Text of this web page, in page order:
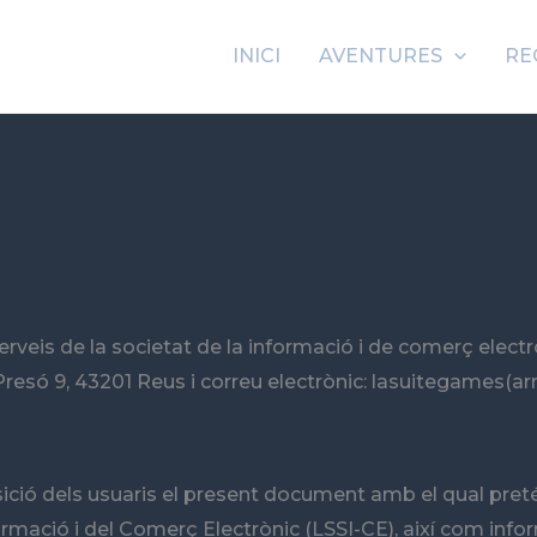
INICI AVENTURES
de la societat de la informació i de comerç
9, 43201 Reus i correu electrònic:
dels usuaris el present document amb el qual
i del Comerç Electrònic (LSSI-CE), així com